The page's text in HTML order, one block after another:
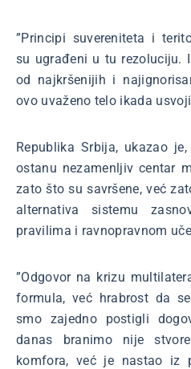
”Principi suvereniteta i
su ugrađeni u tu rezoluciju.
od najkršenijih i
ovo uvaženo telo ikada
Republika Srbija, ukazao
ostanu nezamenljiv centar
zato što su savršene, već
alternativa sistemu
pravilima i ravnopravnom
”Odgovor na krizu
formula, već hrabrost da
smo zajedno postigli
danas branimo nije
komfora, već je nastao iz